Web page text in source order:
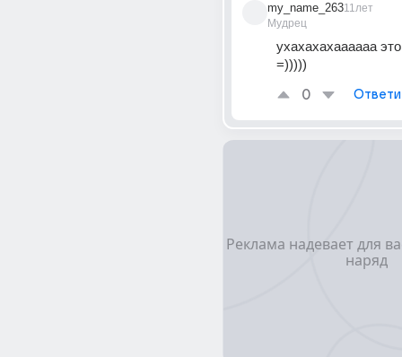
my_name_263
Мудрец
11лет
ухахахахаааааа
=)))))
0